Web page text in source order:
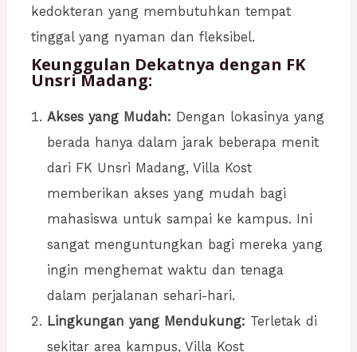
kedokteran yang membutuhkan tempat
tinggal yang nyaman dan fleksibel.
Keunggulan Dekatnya dengan FK
Unsri Madang:
Akses yang Mudah: Dengan lokasinya yang
berada hanya dalam jarak beberapa menit
dari FK Unsri Madang, Villa Kost
memberikan akses yang mudah bagi
mahasiswa untuk sampai ke kampus. Ini
sangat menguntungkan bagi mereka yang
ingin menghemat waktu dan tenaga
dalam perjalanan sehari-hari.
Lingkungan yang Mendukung: Terletak di
sekitar area kampus, Villa Kost